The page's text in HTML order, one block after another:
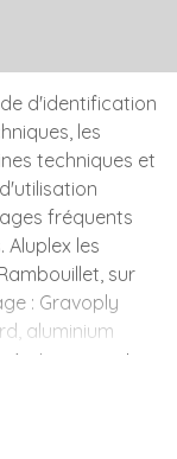
d'identification
les
techniques et
fréquents
Aluplex les
sur
: Gravoply
aluminium
inox pour les
livraison
devis.